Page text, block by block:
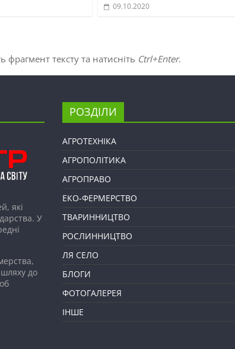
09.10.2020
тексту та натисніть Ctrl+Enter.
які
У
шляху до
РОЗДІЛИ
АГРОТЕХНІКА
АГРОПОЛІТИКА
АГРОПРАВО
ЕКО-ФЕРМЕРСТВО
ТВАРИННИЦТВО
РОСЛИННИЦТВО
ЛЯ СЕЛО
БЛОГИ
ФОТОГАЛЕРЕЯ
ІНШЕ